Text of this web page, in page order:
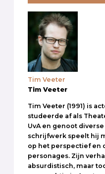
Tim Veeter
Tim Veeter
Tim Veeter (1991) is
studeerde af als
UvA en genoot
schrijfwerk speelt hij
op het perspectief en
personages. Zijn
absurdistisch, maar